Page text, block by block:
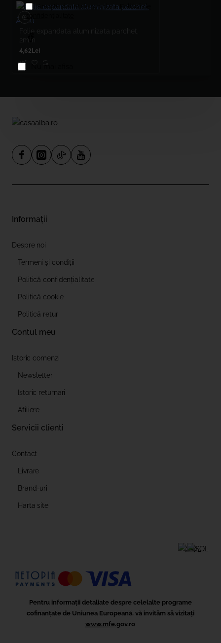
Am citit şi sunt de acord cu Politică de
confidențialitate
Nu mai afisa
Folie expandata aluminizata parchet,
2mm
4,62Lei
Informații
Despre noi
Termeni și condiții
Politică confidențialitate
Politică cookie
Politică retur
Contul meu
Istoric comenzi
Newsletter
Istoric returnari
Afiliere
Servicii clienti
Contact
Livrare
Brand-uri
Harta site
Pentru informații detaliate despre celelalte programe
cofinanțate de Uniunea Europeană, vă invităm să vizitați
www.mfe.gov.ro